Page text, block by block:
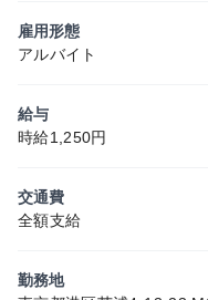
雇用形態
アルバイト
給与
時給1,250円
交通費
全額支給
勤務地